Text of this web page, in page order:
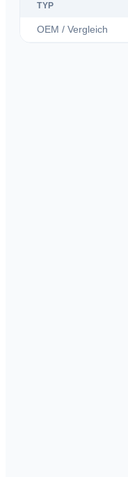
TYP
OEM / Vergleich